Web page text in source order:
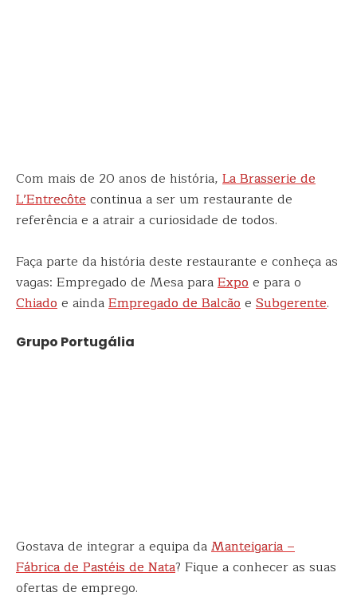
Com mais de 20 anos de história, La Brasserie de
L’Entrecôtecontinua a ser um restaurante de
referência e a atrair a curiosidade de todos.
Faça parte da história deste restaurante e conheça as
vagas: Empregado de Mesa paraExpoe para o
Chiadoe aindaEmpregado de Balcãoe Subgerente.
Grupo Portugália
Gostava de integrar a equipa daManteigaria –
Fábrica de Pastéis de Nata? Fique a conhecer as suas
ofertas de emprego.